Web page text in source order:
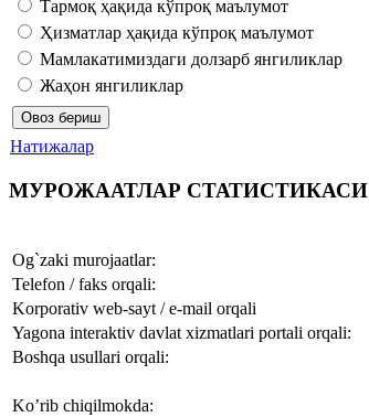
Тармоқ ҳақида кўпроқ маълумот
Ҳизматлар ҳақида кўпроқ маълумот
Мамлакатимиздаги долзарб янгиликлар
Жаҳон янгиликлар
Натижалар
МУРОЖААТЛАР СТАТИСТИКАСИ
Og`zaki murojaatlar:
Telefon / faks orqali:
Korporativ web-sayt / e-mail orqali
Yagona interaktiv davlat xizmatlari portali orqali:
Boshqa usullari orqali:
Ko’rib chiqilmokda: